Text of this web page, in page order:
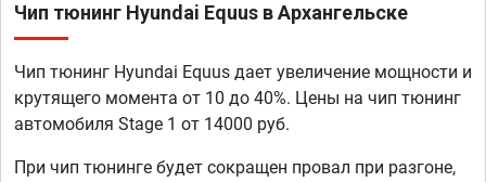
Чип тюнинг Hyundai Equus в Архангельске
Чип тюнинг Hyundai Equus дает увеличение мощности и
крутящего момента от 10 до 40%. Цены на чип тюнинг
автомобиля Stage 1 от 14000 руб.
При чип тюнинге будет сокращен провал при разгоне,